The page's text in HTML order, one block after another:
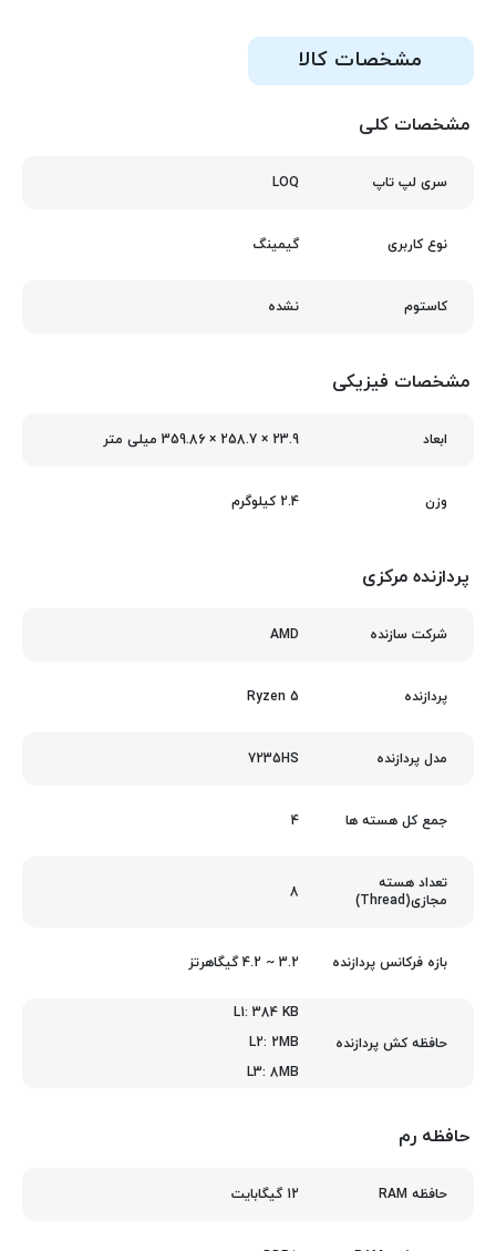
مشخصات کالا
مشخصات کلی
سری لپ تاپ LOQ
نوع کاربری گیمینگ
کاستوم نشده
مشخصات فیزیکی
ابعاد 23.9 × 258.7 × 359.86 میلی‌ متر
وزن 2.4 کیلوگرم
پردازنده مرکزی
شرکت سازنده AMD
پردازنده Ryzen 5
مدل پردازنده 7235HS
جمع کل هسته ها 4
تعداد هسته
مجازی(Thread)
8
بازه فرکانس پردازنده 3.2 ~ 4.2 گیگاهرتز
حافظه کش پردازنده
L1: 384 KB
L2: 2MB
L3: 8MB
حافظه رم
حافظه RAM 12 گیگابایت